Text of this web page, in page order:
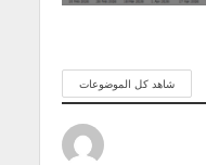
شاهد كل الموضوعات